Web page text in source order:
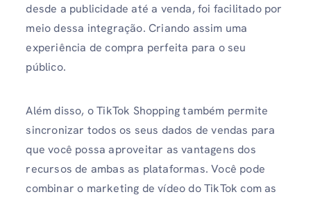
desde a publicidade até a venda, foi facilitado por
meio dessa integração. Criando assim uma
experiência de compra perfeita para o seu
público.
Além disso, o TikTok Shopping também permite
sincronizar todos os seus dados de vendas para
que você possa aproveitar as vantagens dos
recursos de ambas as plataformas. Você pode
combinar o marketing de vídeo do TikTok com as